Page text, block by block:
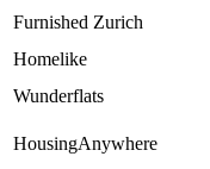
Furnished Zurich
Homelike
Wunderflats
HousingAnywhere